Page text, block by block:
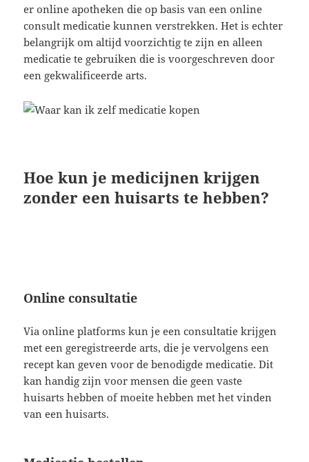
er online apotheken die op basis van een online
consult medicatie kunnen verstrekken. Het is echter
belangrijk om altijd voorzichtig te zijn en alleen
medicatie te gebruiken die is voorgeschreven door
een gekwalificeerde arts.
Hoe kun je medicijnen krijgen
zonder een huisarts te hebben?
Online consultatie
Via online platforms kun je een consultatie krijgen
met een geregistreerde arts, die je vervolgens een
recept kan geven voor de benodigde medicatie. Dit
kan handig zijn voor mensen die geen vaste
huisarts hebben of moeite hebben met het vinden
van een huisarts.